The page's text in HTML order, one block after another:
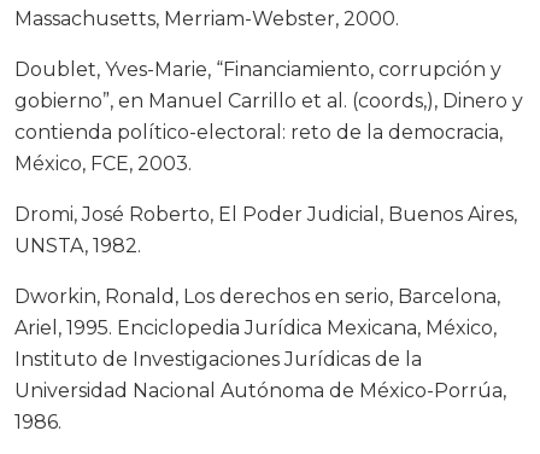
Massachusetts, Merriam-Webster, 2000.
Doublet, Yves-Marie, “Financiamiento, corrupción y
gobierno”, en Manuel Carrillo et al. (coords,), Dinero y
contienda político-electoral: reto de la democracia,
México, FCE, 2003.
Dromi, José Roberto, El Poder Judicial, Buenos Aires,
UNSTA, 1982.
Dworkin, Ronald, Los derechos en serio, Barcelona,
Ariel, 1995. Enciclopedia Jurídica Mexicana, México,
Instituto de Investigaciones Jurídicas de la
Universidad Nacional Autónoma de México-Porrúa,
1986.